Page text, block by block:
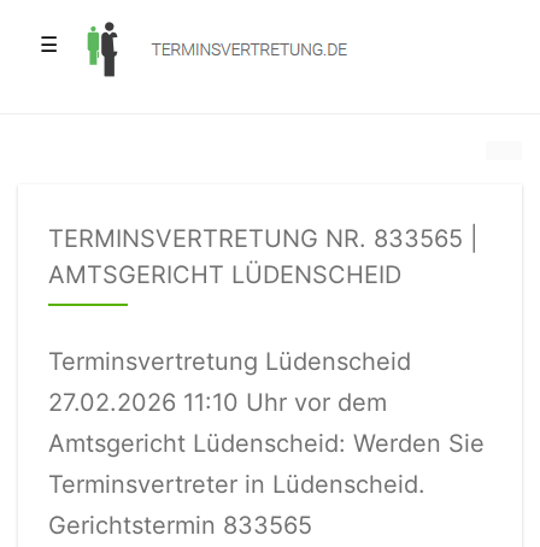
☰
TERMINSVERTRETUNG NR. 833565 |
AMTSGERICHT LÜDENSCHEID
Terminsvertretung Lüdenscheid
27.02.2026 11:10 Uhr vor dem
Amtsgericht Lüdenscheid: Werden Sie
Terminsvertreter in Lüdenscheid.
Gerichtstermin 833565